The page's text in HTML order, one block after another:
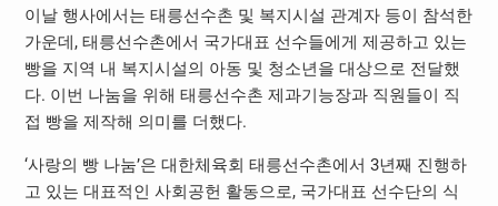
이날 행사에서는 태릉선수촌 및 복지시설 관계자 등이 참석한
가운데, 태릉선수촌에서 국가대표 선수들에게 제공하고 있는
빵을 지역 내 복지시설의 아동 및 청소년을 대상으로 전달했
다. 이번 나눔을 위해 태릉선수촌 제과기능장과 직원들이 직
접 빵을 제작해 의미를 더했다.
‘사랑의 빵 나눔’은 대한체육회 태릉선수촌에서 3년째 진행하
고 있는 대표적인 사회공헌 활동으로, 국가대표 선수단의 식